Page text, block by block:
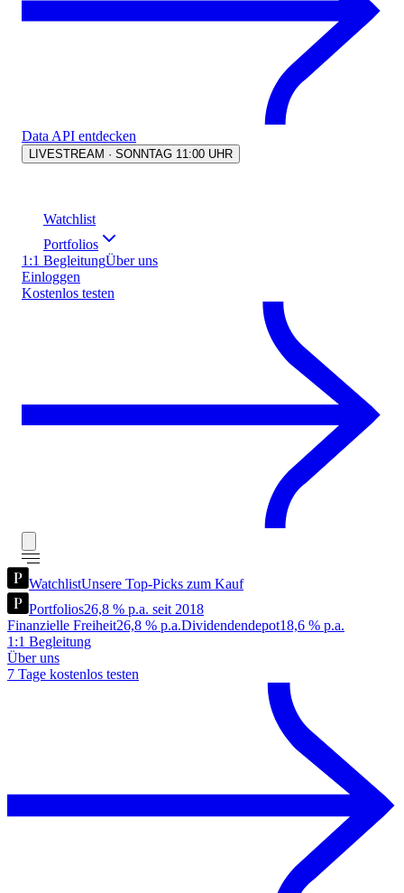
Data API entdecken
LIVESTREAM · SONNTAG 11:00 UHR
Watchlist
Portfolios
1:1 BegleitungÜber uns
Einloggen
Kostenlos testen
WatchlistUnsere Top-Picks zum Kauf
Portfolios26,8 % p.a. seit 2018
Finanzielle Freiheit26,8 % p.a.Dividendendepot18,6 % p.a.
1:1 Begleitung
Über uns
7 Tage kostenlos testen